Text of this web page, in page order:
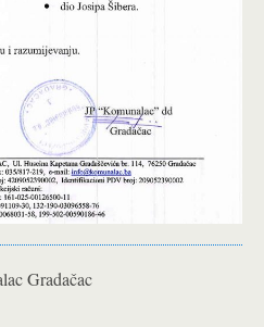
Gradačac